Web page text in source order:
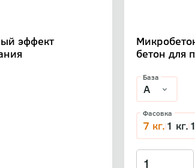
эффект
бетон для
База
Фасовка
7 кг. 1 кг.